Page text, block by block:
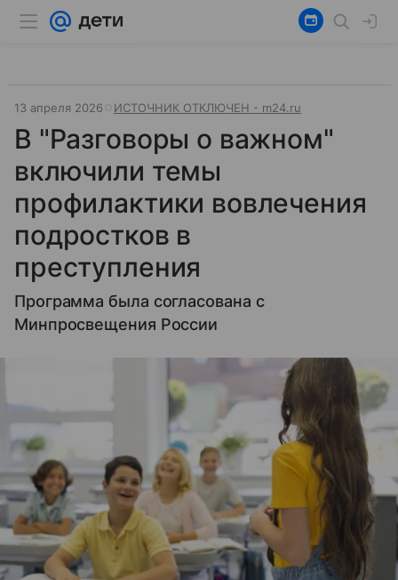
13 апреля 2026 ИСТОЧНИК ОТКЛЮЧЕН - m24.ru
В "Разговоры о важном"
включили темы
профилактики вовлечения
подростков в
преступления
Программа была согласована с
Минпросвещения России